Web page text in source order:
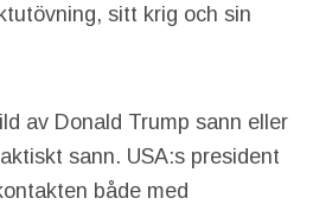
sitt krig och sin
av Donald Trump sann eller
sann. USA:s president
både med